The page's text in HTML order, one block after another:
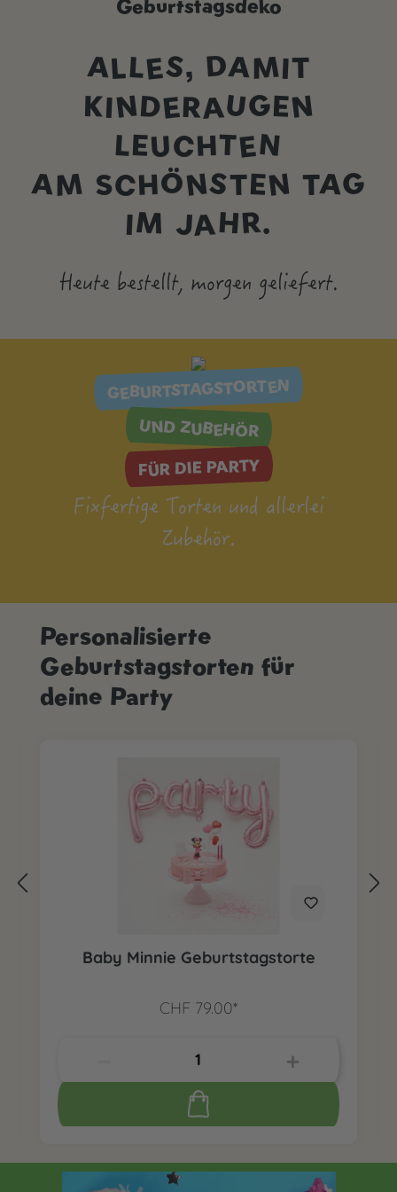
Geburtstagsdeko
ALLES, DAMIT
KINDERAUGEN
LEUCHTEN
AM SCHÖNSTEN TAG
IM JAHR.
Heute bestellt, morgen geliefert.
GEBURTSTAGSTORTEN
UND ZUBEHÖR
FÜR DIE PARTY
Fixfertige Torten und allerlei
Zubehör.
Produktgalerie überspringen
Personalisierte
Geburtstagstorten für
deine Party
Baby Minnie Geburtstagstorte
CHF 79.00*